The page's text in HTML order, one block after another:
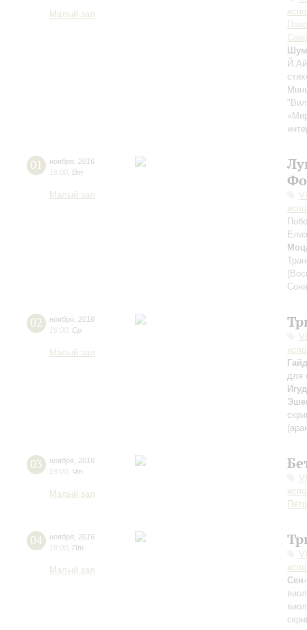
Малый зал
01 ноября 2016
19:00
Вт
Малый зал
02 ноября 2016
19:00
Ср
Малый зал
для
03 ноября 2016
19:00
Чт
Малый зал
04 ноября 2016
19:00
Пт
Малый зал